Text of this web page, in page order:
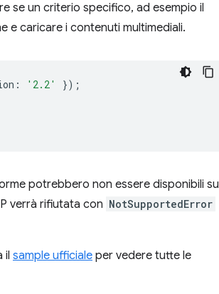
se un criterio specifico, ad esempio il
e caricare i contenuti multimediali.
: '2.2' });
potrebbero non essere disponibili su
verrà rifiutata con NotSupportedError
il sample ufficiale per vedere tutte le